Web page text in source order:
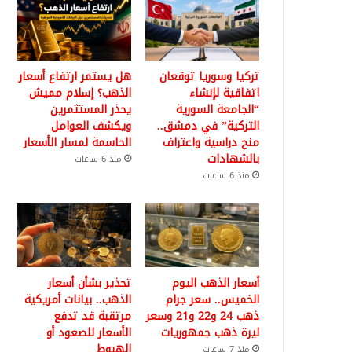
تركيا وسوريا توقعان
اتفاقية لإنشاء
“الجامعة السورية
التركية” في دمشق..
منح دراسية واعتراف
بالشهادات
منذ 6 ساعات
هل يستمر ارتفاع أسعار
الذهب؟ إسلام مميش
يحذر المستثمرين
ويكشف العوامل
الحاسمة لمسار الأسعار
منذ 6 ساعات
أسعار الذهب اليوم
الخميس.. سعر جرام
ذهب 24 و22 و21 وسعر
ليرة ذهب جمهوريات
تحذير بشأن أسعار
الذهب.. بيانات أمريكية
مرتقبة قد تدفع
الأسعار للصعود أو